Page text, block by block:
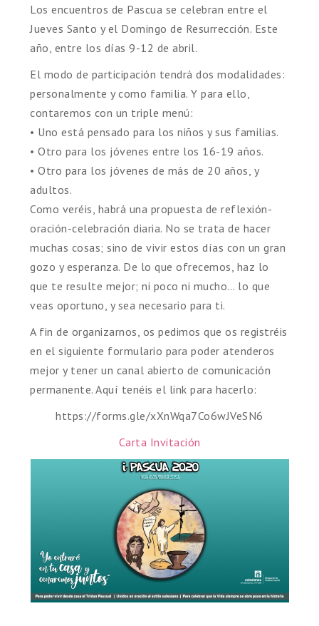
Los encuentros de Pascua se celebran entre el
Jueves Santo y el Domingo de Resurrección. Este
año, entre los días 9-12 de abril.
El modo de participación tendrá dos modalidades:
personalmente y como familia. Y para ello,
contaremos con un triple menú:
• Uno está pensado para los niños y sus familias.
• Otro para los jóvenes entre los 16-19 años.
• Otro para los jóvenes de más de 20 años, y
adultos.
Como veréis, habrá una propuesta de reflexión-
oración-celebración diaria. No se trata de hacer
muchas cosas; sino de vivir estos días con un gran
gozo y esperanza. De lo que ofrecemos, haz lo
que te resulte mejor; ni poco ni mucho… lo que
veas oportuno, y sea necesario para ti.
A fin de organizarnos, os pedimos que os registréis
en el siguiente formulario para poder atenderos
mejor y tener un canal abierto de comunicación
permanente. Aquí tenéis el link para hacerlo:
https://forms.gle/xXnWqa7Co6wJVeSN6
Carta Invitación